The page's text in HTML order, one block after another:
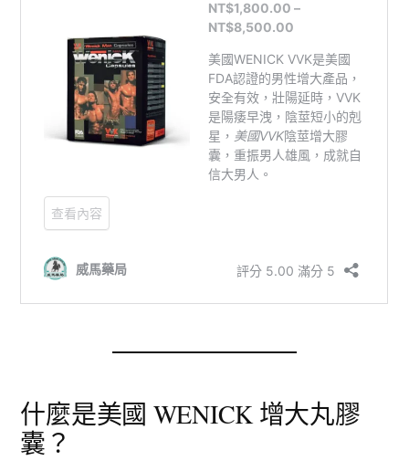
什麼是美國 WENICK 增大丸膠
囊？